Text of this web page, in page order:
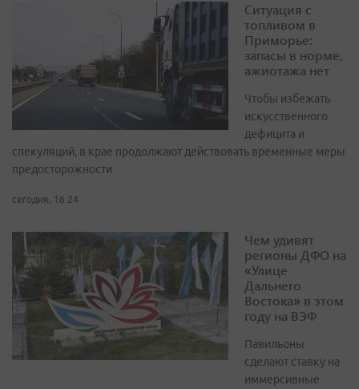
Ситуация с
топливом в
Приморье:
запасы в норме,
ажиотажа нет
Чтобы избежать
искусственного
дефицита и
спекуляций, в крае продолжают действовать временные меры
предосторожности
сегодня, 16:24
Чем удивят
регионы ДФО на
«Улице
Дальнего
Востока» в этом
году на ВЭФ
Павильоны
сделают ставку на
иммерсивные